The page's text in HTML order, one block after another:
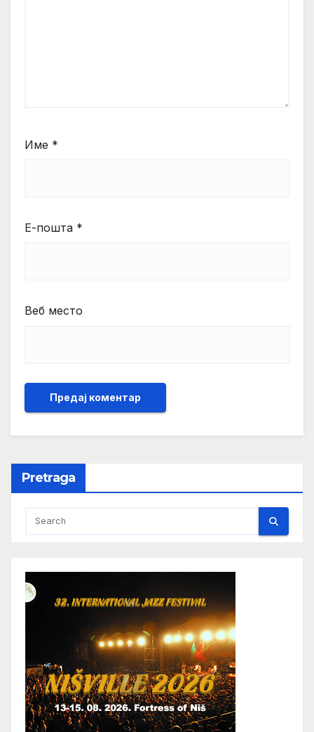
Име *
Е-пошта *
Веб место
Pretraga